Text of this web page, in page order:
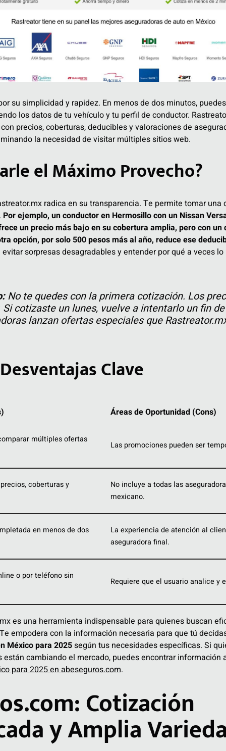
su simplicidad y rapidez. En menos de dos minutos,
los datos de tu vehículo y tu perfil de conductor.
precios, coberturas, deducibles y valoraciones de
la necesidad de visitar múltiples sitios web.
el Máximo Provecho?
radica en su transparencia. Te permite tomar
Por ejemplo, un conductor en Hermosillo con un Nissan
un precio más bajo en su cobertura amplia, pero con
opción, por solo 500 pesos más al año, reduce ese
sorpresas desagradables y entender por qué a veces
No te quedes con la primera cotización. Los
cotizaste un lunes, vuelve a intentarlo un fin
lanzan ofertas especiales que
Clave
Áreas de Oportunidad (Cons)
múltiples ofertas
Las promociones pueden ser
coberturas y
No incluye a todas las
mexicano.
en menos de dos
La experiencia de atención al
aseguradora final.
o por teléfono sin
Requiere que el usuario analice y
es una herramienta indispensable para quienes buscan
empodera con la información necesaria para que tú
México para 2025según tus necesidades específicas. Si
cambiando el mercado, puedes encontrar información
para 2025 en abeseguros.com.
Cotización
y Amplia